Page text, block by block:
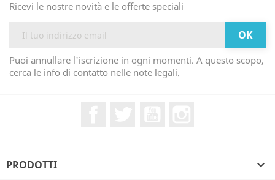
Ricevi le nostre novità e le offerte speciali
Puoi annullare l'iscrizione in ogni momenti. A questo scopo,
cerca le info di contatto nelle note legali.
PRODOTTI 